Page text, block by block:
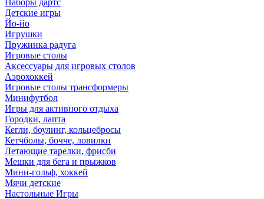
Наборы дартс
Детские игры
Йо-йо
Игрушки
Пружинка радуга
Игровые столы
Аксессуары для игровых столов
Аэрохоккей
Игровые столы трансформеры
Минифутбол
Игры для активного отдыха
Городки, лапта
Кегли, боулинг, кольцебросы
Кетчболы, бочче, ловилки
Летающие тарелки, фрисби
Мешки для бега и прыжков
Мини-гольф, хоккей
Мячи детские
Настольные Игры